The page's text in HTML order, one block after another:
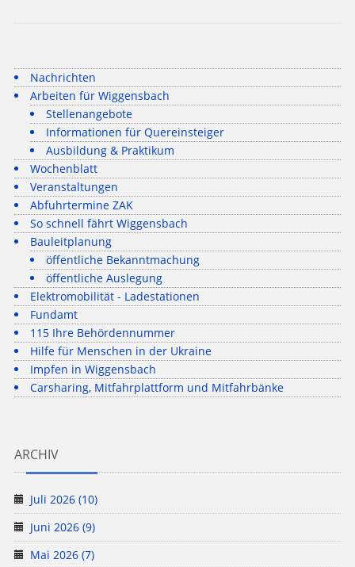
Nachrichten
Arbeiten für Wiggensbach
Stellenangebote
Informationen für Quereinsteiger
Ausbildung & Praktikum
Wochenblatt
Veranstaltungen
Abfuhrtermine ZAK
So schnell fährt Wiggensbach
Bauleitplanung
öffentliche Bekanntmachung
öffentliche Auslegung
Elektromobilität - Ladestationen
Fundamt
115 Ihre Behördennummer
Hilfe für Menschen in der Ukraine
Impfen in Wiggensbach
Carsharing, Mitfahrplattform und Mitfahrbänke
ARCHIV
Juli 2026 (10)
Juni 2026 (9)
Mai 2026 (7)